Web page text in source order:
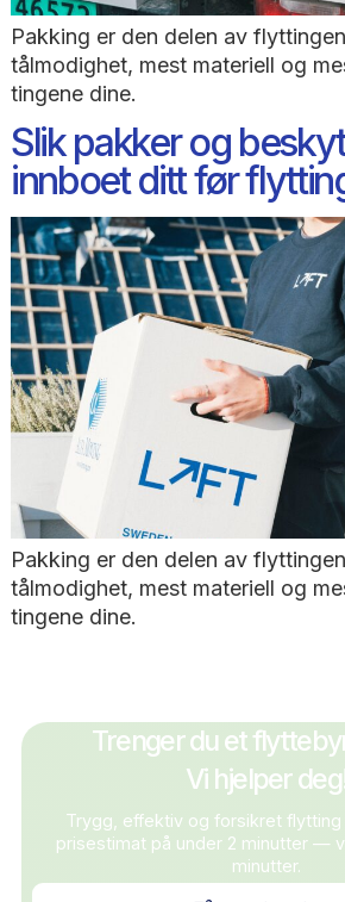
Pakking er den delen av
tålmodighet, mest materiell
tingene dine.
Slik pakker og
innboet ditt før
Pakking er den delen av
tålmodighet, mest materiell
tingene dine.